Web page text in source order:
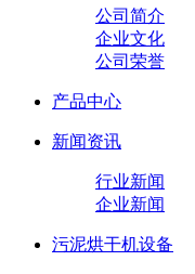
公司简介
企业文化
公司荣誉
产品中心
新闻资讯
行业新闻
企业新闻
污泥烘干机设备